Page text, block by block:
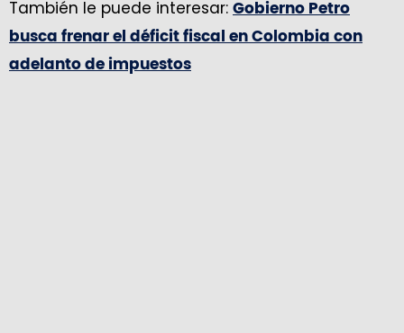
También le puede interesar: Gobierno Petro
busca frenar el déficit fiscal en Colombia con
adelanto de impuestos